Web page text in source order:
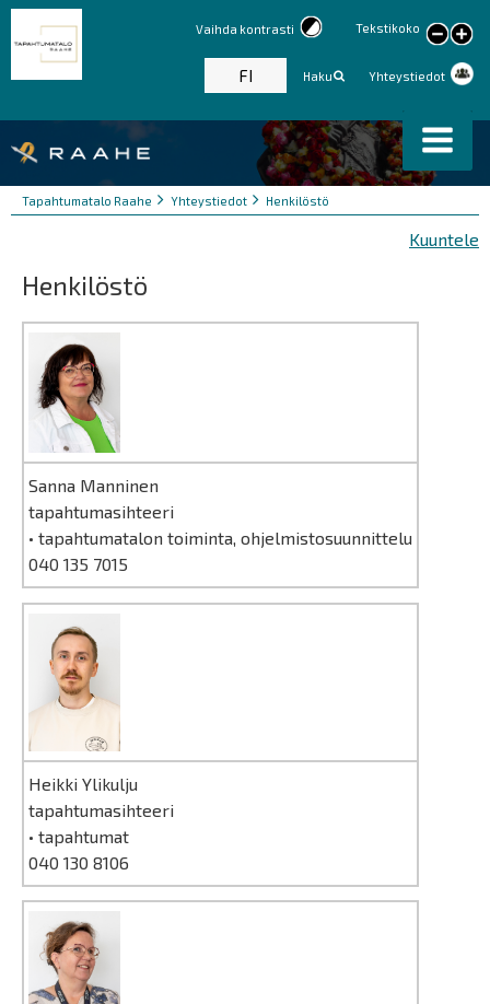
Tekstikoko
text
Vaihda kontrasti
Haku Yhteystiedot
FI
Murupolku
You
Tapahtumatalo Raahe Yhteystiedot Henkilöstö
Kuuntele
Henkilöstö
Sanna Manninen
tapahtumasihteeri
• tapahtumatalon toiminta, ohjelmistosuunnittelu
040 135 7015
Heikki Ylikulju
tapahtumasihteeri
• tapahtumat
040 130 8106